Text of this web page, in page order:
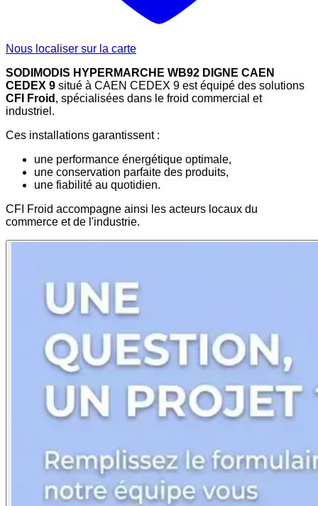
Nous localiser sur la carte
SODIMODIS HYPERMARCHE WB92 DIGNE CAEN
CEDEX 9 situé à CAEN CEDEX 9 est équipé des solutions
CFI Froid , spécialisées dans le froid commercial et
industriel.
Ces installations garantissent :
une performance énergétique optimale,
une conservation parfaite des produits,
une fiabilité au quotidien.
CFI Froid accompagne ainsi les acteurs locaux du
commerce et de l'industrie.